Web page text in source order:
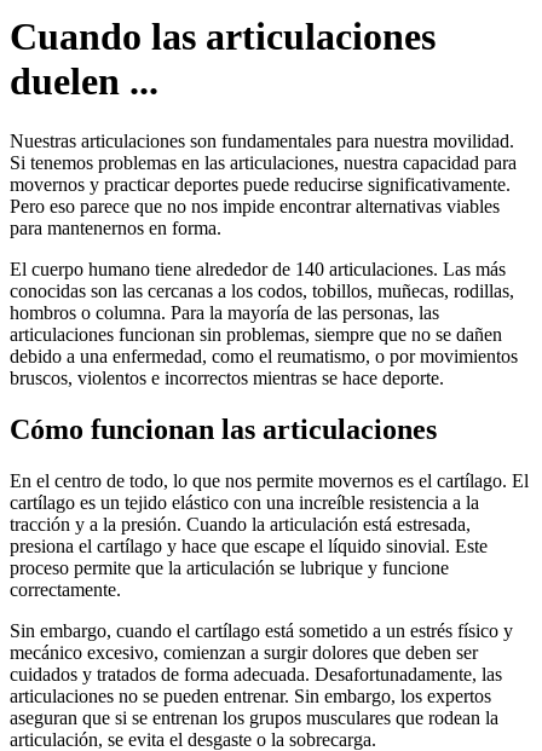
Cuando las articulaciones
duelen ...
Nuestras articulaciones son fundamentales para nuestra movilidad.
Si tenemos problemas en las articulaciones, nuestra capacidad para
movernos y practicar deportes puede reducirse significativamente.
Pero eso parece que no nos impide encontrar alternativas viables
para mantenernos en forma.
El cuerpo humano tiene alrededor de 140 articulaciones. Las más
conocidas son las cercanas a los codos, tobillos, muñecas, rodillas,
hombros o columna. Para la mayoría de las personas, las
articulaciones funcionan sin problemas, siempre que no se dañen
debido a una enfermedad, como el reumatismo, o por movimientos
bruscos, violentos e incorrectos mientras se hace deporte.
Cómo funcionan las articulaciones
En el centro de todo, lo que nos permite movernos es el cartílago. El
cartílago es un tejido elástico con una increíble resistencia a la
tracción y a la presión. Cuando la articulación está estresada,
presiona el cartílago y hace que escape el líquido sinovial. Este
proceso permite que la articulación se lubrique y funcione
correctamente.
Sin embargo, cuando el cartílago está sometido a un estrés físico y
mecánico excesivo, comienzan a surgir dolores que deben ser
cuidados y tratados de forma adecuada. Desafortunadamente, las
articulaciones no se pueden entrenar. Sin embargo, los expertos
aseguran que si se entrenan los grupos musculares que rodean la
articulación, se evita el desgaste o la sobrecarga.